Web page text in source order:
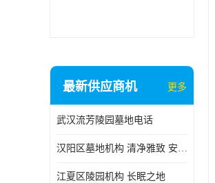
最新供应商机 更多
武汉流芳陵园墓地电话
汉阳区墓地机构 清净雅致 安息之所
江夏区陵园机构 长眠之地